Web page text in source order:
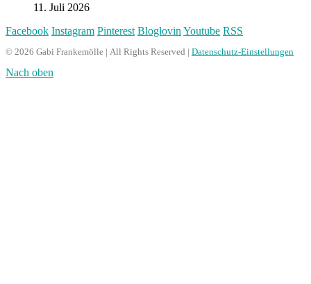
11. Juli 2026
Facebook Instagram Pinterest Bloglovin Youtube RSS
© 2026 Gabi Frankemölle | All Rights Reserved | Datenschutz-Einstellungen
Nach oben